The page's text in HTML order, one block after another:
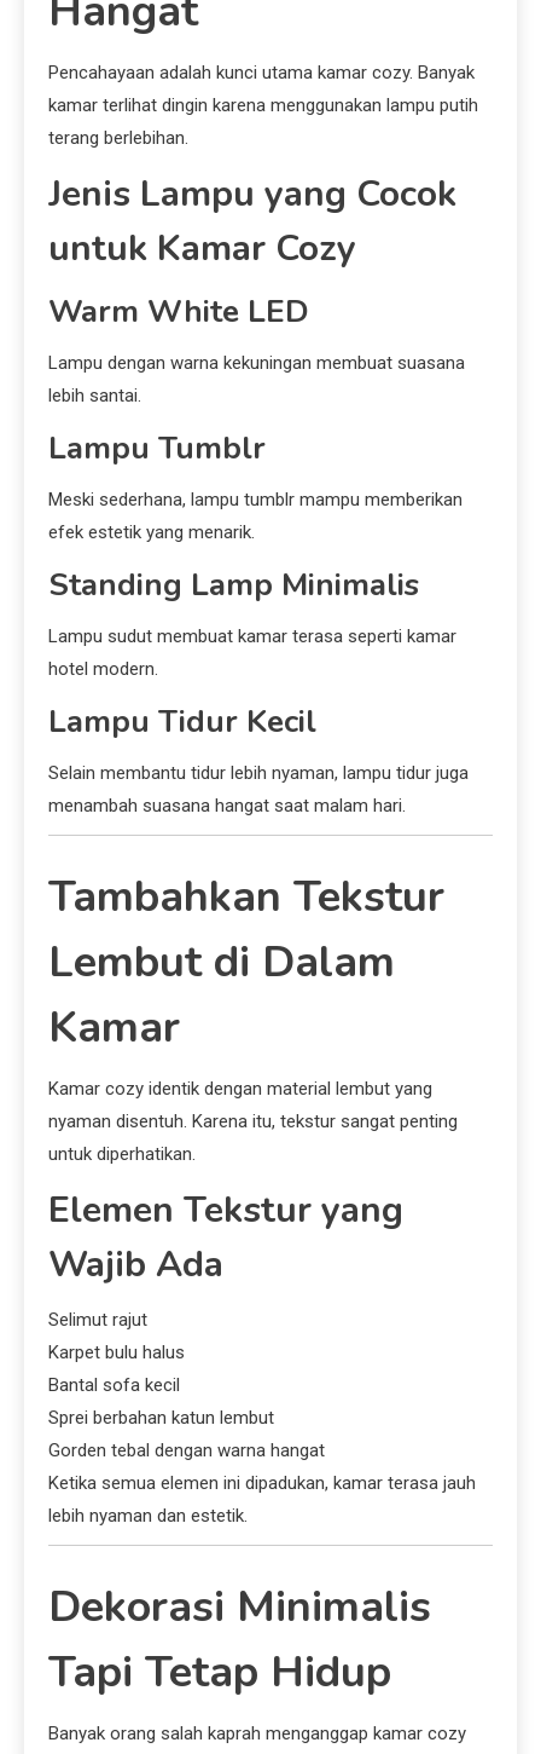
Pencahayaan adalah kunci utama kamar cozy. Banyak
kamar terlihat dingin karena menggunakan lampu putih
terang berlebihan.
Jenis Lampu yang Cocok
untuk Kamar Cozy
Warm White LED
Lampu dengan warna kekuningan membuat suasana
lebih santai.
Lampu Tumblr
Meski sederhana, lampu tumblr mampu memberikan
efek estetik yang menarik.
Standing Lamp Minimalis
Lampu sudut membuat kamar terasa seperti kamar
hotel modern.
Lampu Tidur Kecil
Selain membantu tidur lebih nyaman, lampu tidur juga
menambah suasana hangat saat malam hari.
Tambahkan Tekstur
Lembut di Dalam
Kamar
Kamar cozy identik dengan material lembut yang
nyaman disentuh. Karena itu, tekstur sangat penting
untuk diperhatikan.
Elemen Tekstur yang
Wajib Ada
Selimut rajut
Karpet bulu halus
Bantal sofa kecil
Sprei berbahan katun lembut
Gorden tebal dengan warna hangat
Ketika semua elemen ini dipadukan, kamar terasa jauh
lebih nyaman dan estetik.
Dekorasi Minimalis
Tapi Tetap Hidup
Banyak orang salah kaprah menganggap kamar cozy